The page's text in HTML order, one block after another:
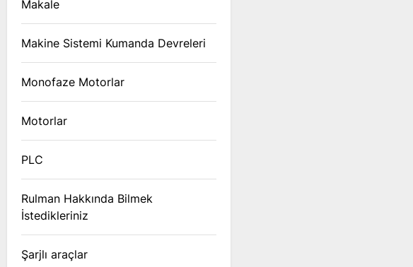
Makale
Makine Sistemi Kumanda Devreleri
Monofaze Motorlar
Motorlar
PLC
Rulman Hakkında Bilmek
İstedikleriniz
Şarjlı araçlar